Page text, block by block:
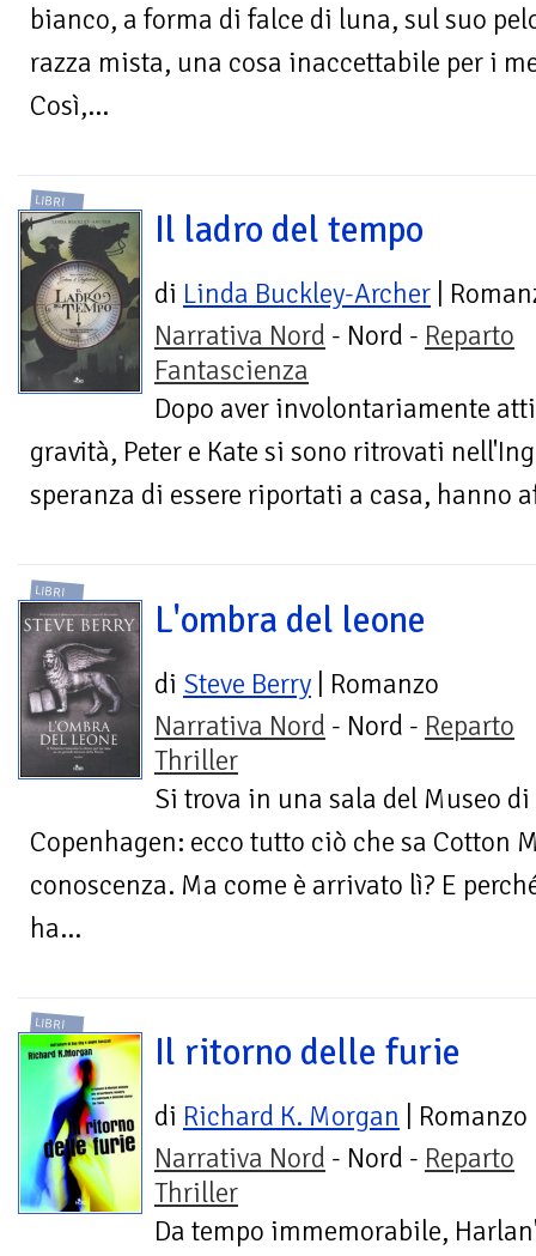
bianco, a forma di falce di luna, sul suo
razza mista, una cosa inaccettabile per i
Così,...
LIBRI
Il ladro del tempo
di Linda Buckley-Archer |
Narrativa Nord - Nord - Reparto
Fantascienza
Dopo aver involontariamente
gravità, Peter e Kate si sono ritrovati
speranza di essere riportati a casa, hanno
LIBRI
L'ombra del leone
di Steve Berry | Romanzo
Narrativa Nord - Nord - Reparto
Thriller
Si trova in una sala del Museo
Copenhagen: ecco tutto ciò che sa Cotton
conoscenza. Ma come è arrivato lì? E
ha...
LIBRI
Il ritorno delle furie
di Richard K. Morgan | Romanzo
Narrativa Nord - Nord - Reparto
Thriller
Da tempo immemorabile,